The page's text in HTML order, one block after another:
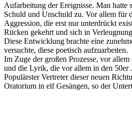
Aufarbeitung der Ereignisse. Man hatte
Schuld und Unschuld zu. Vor allem für
Aggression, die erst nur unterdrückt
Rücken gekehrt und sich in
Diese Entwicklung brachte eine
versuchte, diese poetisch aufzuarbeiten.
Im Zuge der großen Prozesse, vor
und die Lyrik, die vor allem in den 50er
Populärster Vertreter dieser neuen
Oratorium in elf Gesängen, so der